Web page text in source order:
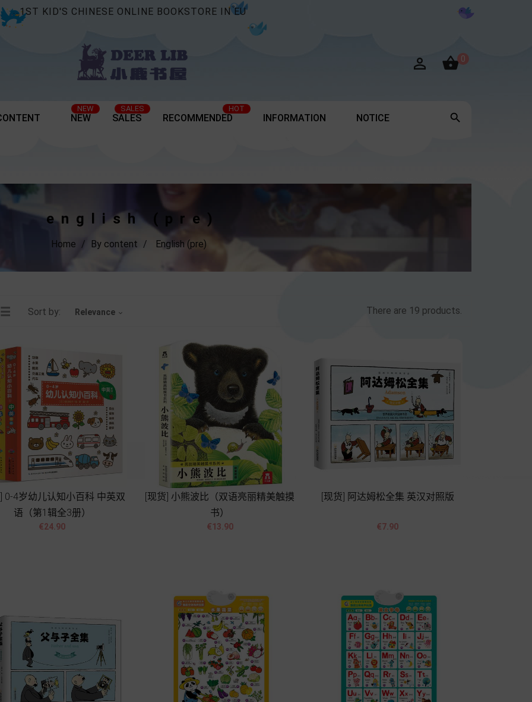
1ST KID'S CHINESE ONLINE BOOKSTORE IN EU
 0
NEW
NEW
SALES
SALES
RECOMMENDED
HOT
INFORMATION NOTICE 
english (pre)
Home By content English (pre)
Sort by: Relevance  There are 19 products.
0-4岁幼儿认知小百科 中英双
语（第1辑全3册）
Price
€24.90
 
[现货] 小熊波比（双语亮丽精美触摸
书）
Price
€13.90

[现货] 阿达姆松全集 英汉对照版
Price
€7.90